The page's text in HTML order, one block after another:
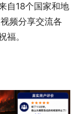
自18个国家和地
频分享交流各
福。